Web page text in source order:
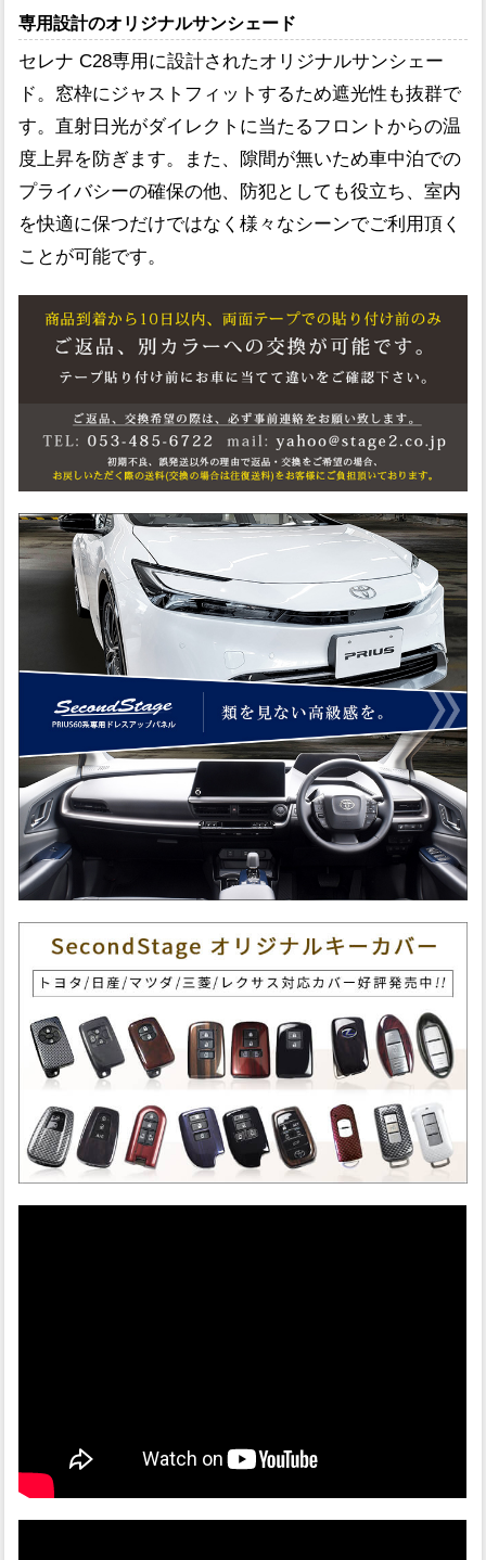
専用設計のオリジナルサンシェード
セレナ C28専用に設計されたオリジナルサンシェー
ド。窓枠にジャストフィットするため遮光性も抜群で
す。直射日光がダイレクトに当たるフロントからの温
度上昇を防ぎます。また、隙間が無いため車中泊での
プライバシーの確保の他、防犯としても役立ち、室内
を快適に保つだけではなく様々なシーンでご利用頂く
ことが可能です。